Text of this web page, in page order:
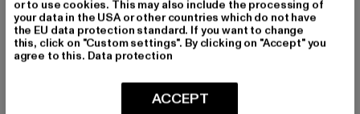
URBAN CLASSICS
Heavy Oversized
15,99 EUR
Derzeitiger Preis: 15,99 EUR
22,99 EURAktionspreis: 22,99 EUR
URBAN CLASSICS
Cargo
43,19 EUR
Derzeitiger Preis: 43,19 EUR
59,99 EUR Aktionspreis:
or to use cookies. This may also include the processing of
your data in the USA or other countries which do not have
the EU data protection standard. If you want to change
this, click on "Custom settings". By clicking on "Accept" you
agree to this. Data protection
ACCEPT